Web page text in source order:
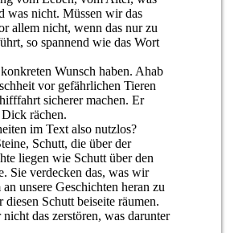
was nicht. Müssen wir das
allem nicht, wenn das nur zu
so spannend wie das Wort
Wunsch haben. Ahab
vor gefährlichen Tieren
sicherer machen. Er
rächen.
im Text also nutzlos?
Schutt, die über der
liegen wie Schutt über den
Sie verdecken das, was wir
unsere Geschichten heran zu
Schutt beiseite räumen.
das zerstören, was darunter